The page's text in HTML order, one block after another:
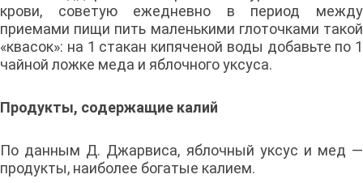
крови, советую ежедневно в период между
приемами пищи пить маленькими глоточками такой
«квасок»: на 1 стакан кипяченой воды добавьте по 1
чайной ложке меда и яблочного уксуса.
Продукты, содержащие калий
По данным Д. Джарвиса, яблочный уксус и мед —
продукты, наиболее богатые калием.